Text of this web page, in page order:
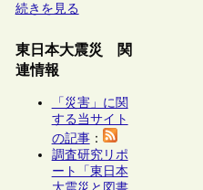
続きを見る
東日本大震災 関
連情報
「災害」に関
する当サイト
の記事：
調査研究リポ
ート「東日本